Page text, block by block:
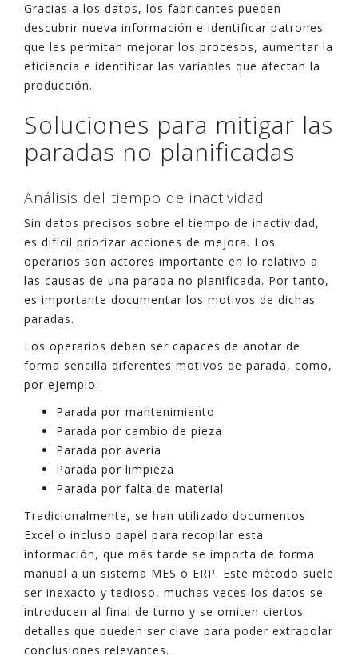
Gracias a los datos, los fabricantes pueden
descubrir nueva información e identificar patrones
que les permitan mejorar los procesos, aumentar la
eficiencia e identificar las variables que afectan la
producción.
Soluciones para mitigar las
paradas no planificadas
Análisis del tiempo de inactividad
Sin datos precisos sobre el tiempo de inactividad,
es difícil priorizar acciones de mejora. Los
operarios son actores importante en lo relativo a
las causas de una parada no planificada. Por tanto,
es importante documentar los motivos de dichas
paradas.
Los operarios deben ser capaces de anotar de
forma sencilla diferentes motivos de parada, como,
por ejemplo:
Parada por mantenimiento
Parada por cambio de pieza
Parada por avería
Parada por limpieza
Parada por falta de material
Tradicionalmente, se han utilizado documentos
Excel o incluso papel para recopilar esta
información, que más tarde se importa de forma
manual a un sistema MES o ERP. Este método suele
ser inexacto y tedioso, muchas veces los datos se
introducen al final de turno y se omiten ciertos
detalles que pueden ser clave para poder extrapolar
conclusiones relevantes.